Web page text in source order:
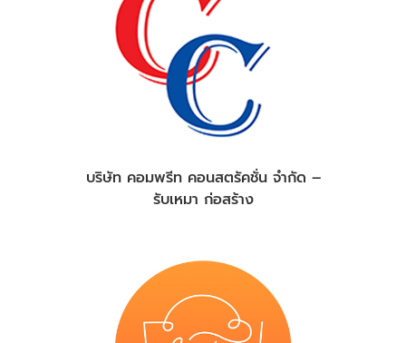
บริษัท คอมพรีท คอนสตรัคชั่น จำกัด –
รับเหมา ก่อสร้าง